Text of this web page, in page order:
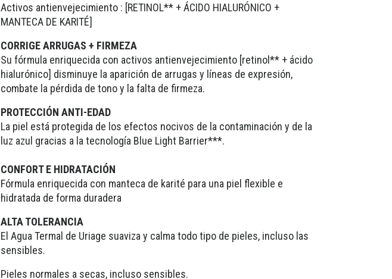
Activos antienvejecimiento : [RETINOL** + ÁCIDO HIALURÓNICO +
MANTECA DE KARITÉ]
CORRIGE ARRUGAS + FIRMEZA
Su fórmula enriquecida con activos antienvejecimiento [retinol** + ácido
hialurónico] disminuye la aparición de arrugas y líneas de expresión,
combate la pérdida de tono y la falta de firmeza.
PROTECCIÓN ANTI-EDAD
La piel está protegida de los efectos nocivos de la contaminación y de la
luz azul gracias a la tecnología Blue Light Barrier***.
CONFORT E HIDRATACIÓN
Fórmula enriquecida con manteca de karité para una piel flexible e
hidratada de forma duradera
ALTA TOLERANCIA
El Agua Termal de Uriage suaviza y calma todo tipo de pieles, incluso las
sensibles.
Pieles normales a secas, incluso sensibles.